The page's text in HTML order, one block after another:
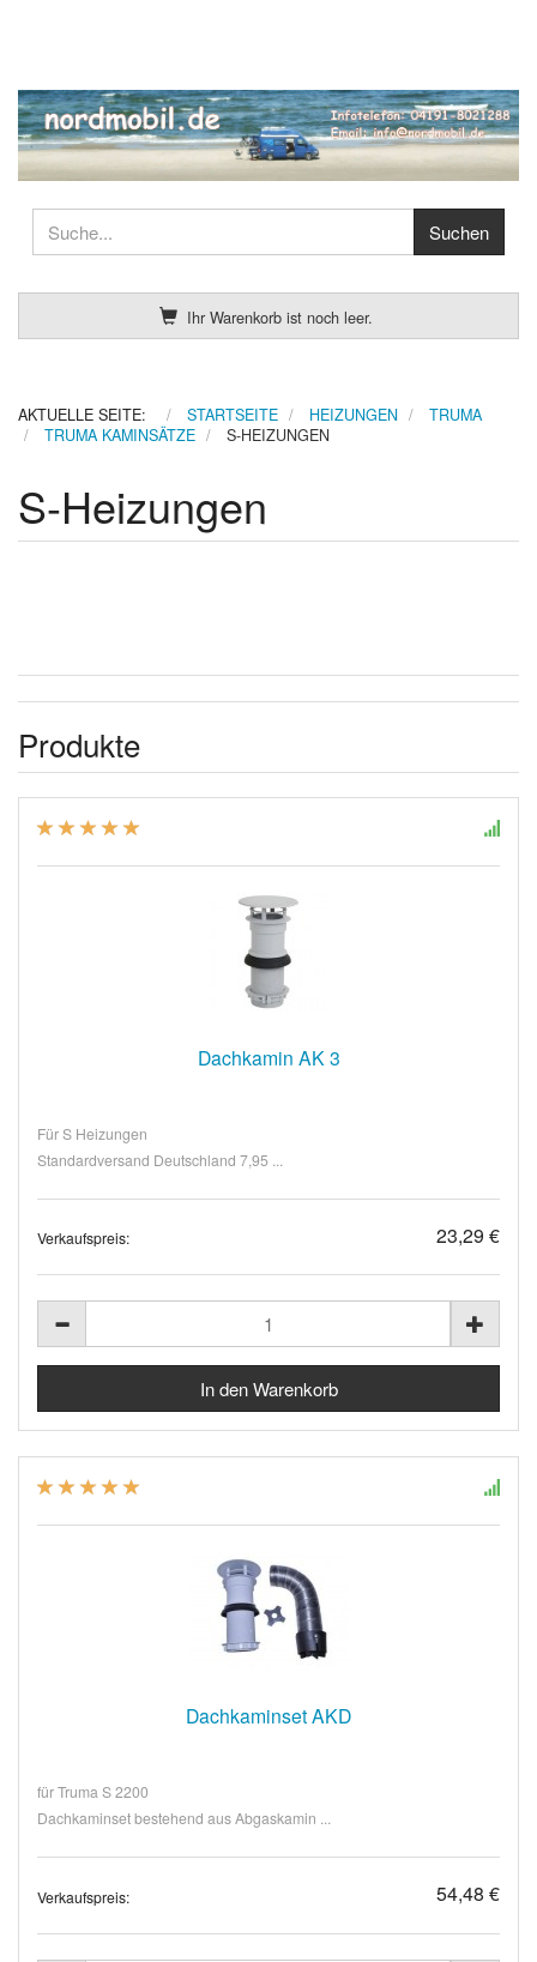
Ihr Warenkorb ist noch leer.
AKTUELLE SEITE: STARTSEITE HEIZUNGEN
TRUMA
TRUMA KAMINSÄTZE
S-HEIZUNGEN
S-Heizungen
Produkte
Dachkamin AK 3
Für S Heizungen
Standardversand Deutschland 7,95 ...
Verkaufspreis: 23,29 €
Dachkaminset AKD
für Truma S 2200
Dachkaminset bestehend aus Abgaskamin ...
Verkaufspreis: 54,48 €